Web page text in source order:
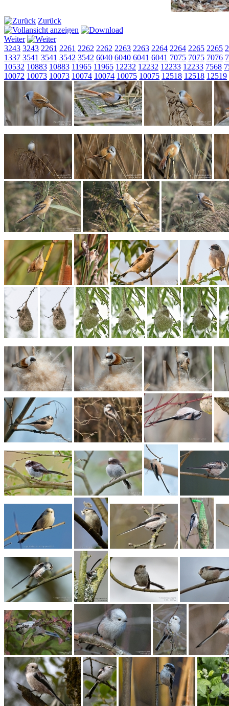
Zurück
Weiter
3243 3243 2261 2261 2262 2262 2263 2263 2264 2264 2265 2265
1337 3541 3541 3542 3542 6040 6040 6041 6041 7075 7075 7076
10532 10883 10883 11965 11965 12232 12232 12233 12233 7568
10072 10073 10073 10074 10074 10075 10075 12518 12518 12519